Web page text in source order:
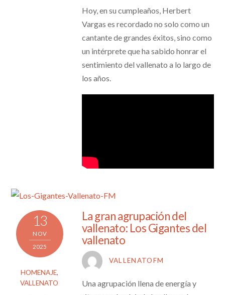
Hoy, en su cumpleaños, Herbert
Vargas es recordado no solo como un
cantante de grandes éxitos, sino como
un intérprete que ha sabido honrar el
sentimiento del vallenato a lo largo de
los años.
13
NOV
2025
HOMENAJE,
VALLENATO
La gran agrupación del
vallenato: Los Gigantes del
vallenato
VALLENATOFM
Una agrupación llena de energía y